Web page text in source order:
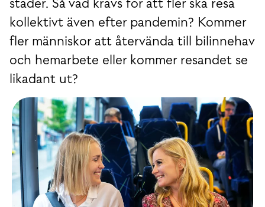
kollektivt även efter pandemin? Kommer
fler människor att återvända till bilinnehav
och hemarbete eller kommer resandet se
likadant ut?